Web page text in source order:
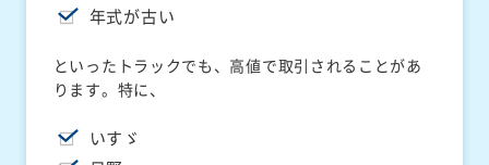
年式が古い
といったトラックでも、高値で取引されることがあ
ります。特に、
いすゞ